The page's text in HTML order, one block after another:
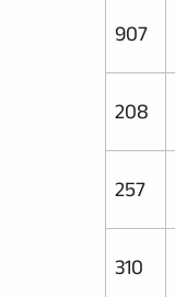
907
208
257
310